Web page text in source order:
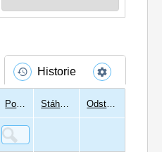
Historie
Podepsal Stáhnout Odstranit